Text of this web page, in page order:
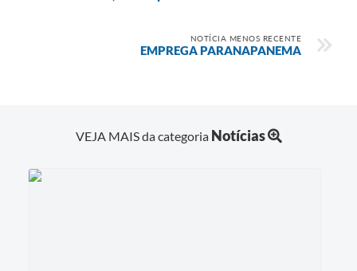
NOTÍCIA MENOS RECENTE
EMPREGA PARANAPANEMA
VEJA MAIS da categoria Notícias